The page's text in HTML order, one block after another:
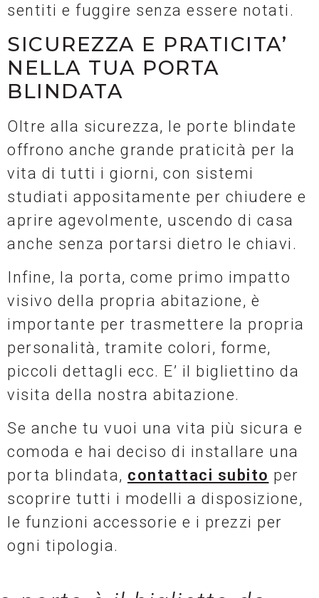
sentiti e fuggire senza essere notati.
SICUREZZA E PRATICITA’
NELLA TUA PORTA
BLINDATA
Oltre alla sicurezza, le porte blindate
offrono anche grande praticità per la
vita di tutti i giorni, con sistemi
studiati appositamente per chiudere e
aprire agevolmente, uscendo di casa
anche senza portarsi dietro le chiavi.
Infine, la porta, come primo impatto
visivo della propria abitazione, è
importante per trasmettere la propria
personalità, tramite colori, forme,
piccoli dettagli ecc. E’ il bigliettino da
visita della nostra abitazione.
Se anche tu vuoi una vita più sicura e
comoda e hai deciso di installare una
porta blindata, contattaci subito per
scoprire tutti i modelli a disposizione,
le funzioni accessorie e i prezzi per
ogni tipologia.